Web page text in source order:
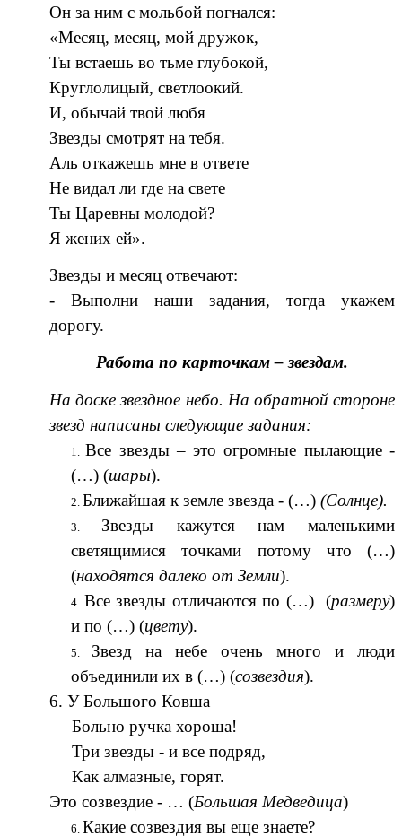
Он за ним с мольбой погнался:
«Месяц, месяц, мой дружок,
Ты встаешь во тьме глубокой,
Круглолицый, светлоокий.
И, обычай твой любя
Звезды смотрят на тебя.
Аль откажешь мне в ответе
Не видал ли где на свете
Ты Царевны молодой?
Я жених ей».
Звезды и месяц отвечают:
- Выполни наши задания, тогда укажем
дорогу.
Работа по карточкам – звездам.
На доске звездное небо. На обратной стороне
звезд написаны следующие задания:
Все звезды – это огромные пылающие -
(…) (шары).
Ближайшая к земле звезда - (…)(Солнце).
Звезды кажутся нам маленькими
светящимися точками потому что (…)
(находятся далеко от Земли).
Все звезды отличаются по (…) (размеру)
и по (…) (цвету).
Звезд на небе очень много и люди
объединили их в (…) (созвездия).
6. У Большого Ковша
Больно ручка хороша!
Три звезды - и все подряд,
Как алмазные, горят.
Это созвездие - … (Большая Медведица)
Какие созвездия вы еще знаете?